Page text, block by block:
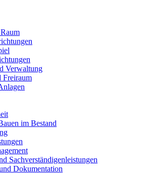
Verwaltung
Freiraum
im Bestand
Sachverständigenleistungen
Dokumentation